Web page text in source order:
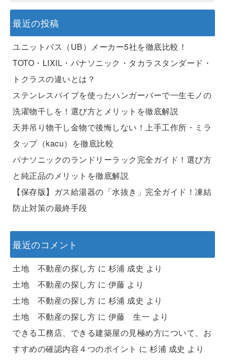
最近の投稿
ユニットバス（UB）メーカー5社を徹底比較！
TOTO・LIXIL・パナソニック・タカラスタンダード・
トクラスの違いとは？
ステンレスパイプを使ったハンガーバーで一生モノの
洗濯物干しを！選び方とメリットを徹底解説
天井吊り物干し金物で後悔しない！上手工作所・ミラ
タップ（kacu）を徹底比較
パナソニックのランドリーラック完全ガイド！選び方
と純正品のメリットを徹底解説
【保存版】ガス給湯器の「水抜き」完全ガイド！凍結
防止対策の最終手段
最近のコメント
土地 不動産の探し方 に 杉浦 成史 より
土地 不動産の探し方 に 伊藤 より
土地 不動産の探し方 に 杉浦 成史 より
土地 不動産の探し方 に 伊藤 生一 より
できる工務店、できる建築屋の見極め方について、お
すすめの確認内容４つのポイント に 杉浦 成史 より